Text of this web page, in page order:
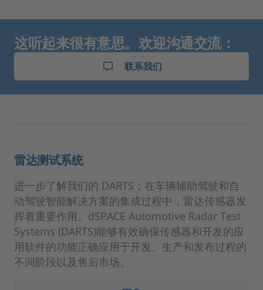
这听起来很有意思。欢迎沟通交流：
联系我们
雷达测试系统
进一步了解我们的 DARTS：在车辆辅助驾驶和自
动驾驶智能解决方案的集成过程中，雷达传感器发
挥着重要作用。dSPACE Automotive Radar Test
Systems (DARTS)能够有效确保传感器和开发的应
用软件的功能正确应用于开发、生产和发布过程的
不同阶段以及售后市场。